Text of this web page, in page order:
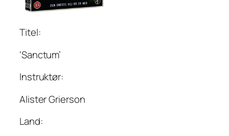
Titel:
‘Sanctum’
Instruktør:
Alister Grierson
Land: